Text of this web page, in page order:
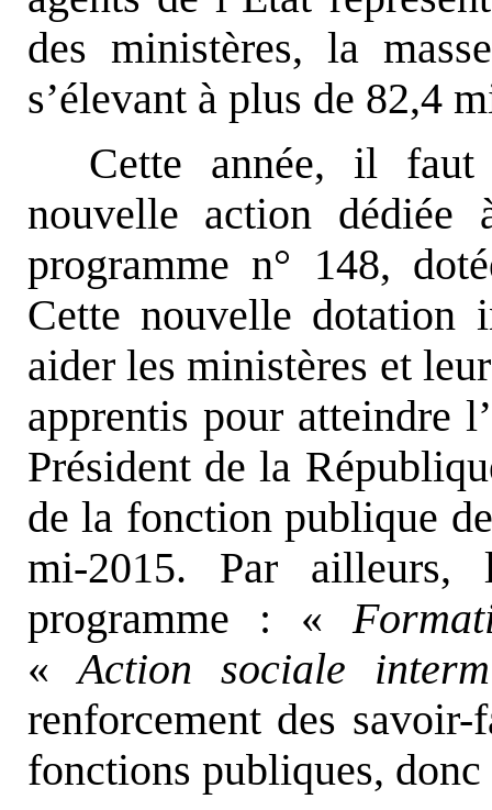
des ministères, la
s’élevant à plus de 82,4
Cette année, il faut
nouvelle action dédiée
programme n° 148,
Cette nouvelle dotation
aider les ministères et
apprentis pour atteindre
Président de la
de la fonction publique
mi-2015. Par ailleurs,
programme : «
«Action sociale
renforcement des
fonctions publiques,